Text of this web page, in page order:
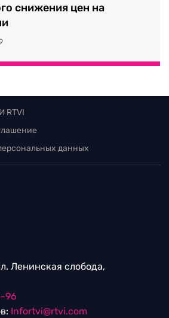
снижения цен на
RTVI
данных
Ленинская слобода,
96
Infortvi@rtvi.com